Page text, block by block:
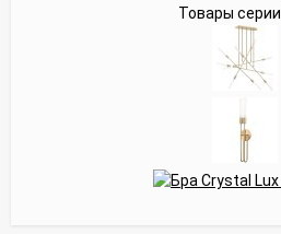
Товары серии